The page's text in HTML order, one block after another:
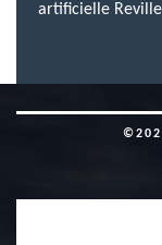
artificielle